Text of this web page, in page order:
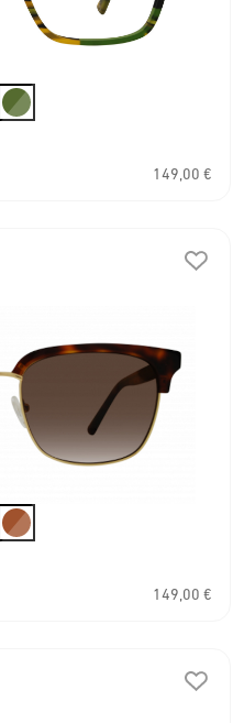
149,00 €
149,00 €